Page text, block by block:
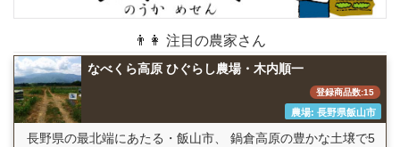
👨👩 注目の農家さん
なべくら高原 ひぐらし農場・木内順一
登録商品数:15
農場: 長野県飯山市
長野県の最北端にあたる・飯山市、 鍋倉高原の豊かな土壌で5